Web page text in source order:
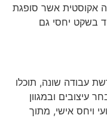
אקוסטית אשר סופגת
בשקט יחסי גם
עבודה שונה, תוכלו
עיצובים ובמגוון
ויחס אישי, מתוך